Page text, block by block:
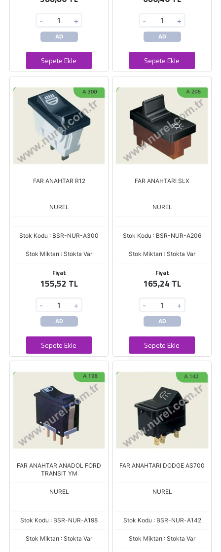
- +
AD
Sepete Ekle
- +
AD
Sepete Ekle
FAR ANAHTAR R12
NUREL
Stok Kodu : BSR-NUR-A300
Stok Miktarı : Stokta Var
Fiyat
155,52 TL
- +
AD
Sepete Ekle
FAR ANAHTARI SLX
NUREL
Stok Kodu : BSR-NUR-A206
Stok Miktarı : Stokta Var
Fiyat
165,24 TL
- +
AD
Sepete Ekle
FAR ANAHTAR ANADOL FORD
TRANSIT YM
NUREL
Stok Kodu : BSR-NUR-A198
Stok Miktarı : Stokta Var
FAR ANAHTARI DODGE AS700
NUREL
Stok Kodu : BSR-NUR-A142
Stok Miktarı : Stokta Var